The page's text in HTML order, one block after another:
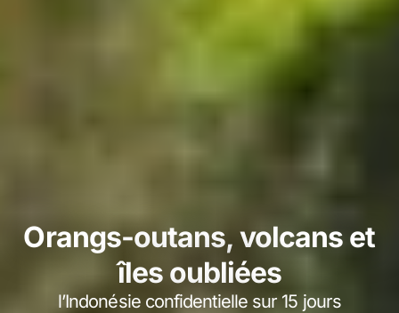
Orangs-outans, volcans et
îles oubliées
l’Indonésie confidentielle sur 15 jours